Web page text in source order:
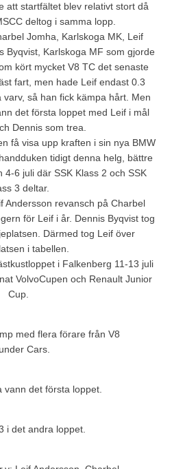
att startfältet blev relativt stort då
deltog i samma lopp.
Jomha, Karlskoga MK, Leif
Byqvist, Karlskoga MF som gjorde
kört mycket V8 TC det senaste
fart, men hade Leif endast 0.3
så han fick kämpa hårt. Men
det första loppet med Leif i mål
Dennis som trea.
få visa upp kraften i sin nya BMW
tidigt denna helg, bättre
6 juli där SSK Klass 2 och SSK
3 deltar.
Andersson revansch på Charbel
för Leif i år. Dennis Byqvist tog
Därmed tog Leif över
i tabellen.
i Falkenberg 11-13 juli
VolvoCupen och Renault Junior
Cup.
med flera förare från V8
Cars.
vann det första loppet.
i det andra loppet.